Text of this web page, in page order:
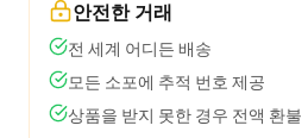
안전한 거래
전 세계 어디든 배송
모든 소포에 추적 번호 제공
상품을 받지 못한 경우 전액 환불